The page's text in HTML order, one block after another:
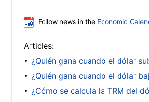
Follow news in the Economic
Articles:
¿Quién gana cuando el dólar
¿Quién gana cuando el dólar
¿Cómo se calcula la TRM del